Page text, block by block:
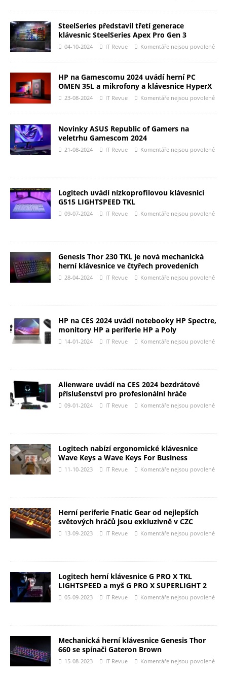
SteelSeries představil třetí generace
klávesnic SteelSeries Apex Pro Gen 3
04-10-2024 IT Revue Komentáře nejsou povolené
HP na Gamescomu 2024 uvádí herní PC
OMEN 35L a mikrofony a klávesnice HyperX
23-08-2024 IT Revue Komentáře nejsou povolené
Novinky ASUS Republic of Gamers na
veletrhu Gamescom 2024
21-08-2024 IT Revue Komentáře nejsou povolené
Logitech uvádí nízkoprofilovou klávesnici
G515 LIGHTSPEED TKL
09-07-2024 IT Revue Komentáře nejsou povolené
Genesis Thor 230 TKL je nová mechanická
herní klávesnice ve čtyřech provedeních
28-04-2024 IT Revue Komentáře nejsou povolené
HP na CES 2024 uvádí notebooky HP Spectre,
monitory HP a periferie HP a Poly
14-01-2024 IT Revue Komentáře nejsou povolené
Alienware uvádí na CES 2024 bezdrátové
příslušenství pro profesionální hráče
09-01-2024 IT Revue Komentáře nejsou povolené
Logitech nabízí ergonomické klávesnice
Wave Keys a Wave Keys For Business
11-10-2023 IT Revue Komentáře nejsou povolené
Herní periferie Fnatic Gear od nejlepších
světových hráčů jsou exkluzivně v CZC
13-09-2023 IT Revue Komentáře nejsou povolené
Logitech herní klávesnice G PRO X TKL
LIGHTSPEED a myš G PRO X SUPERLIGHT 2
05-09-2023 IT Revue Komentáře nejsou povolené
Mechanická herní klávesnice Genesis Thor
660 se spínači Gateron Brown
15-08-2023 IT Revue Komentáře nejsou povolené